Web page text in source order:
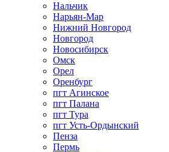
Нальчик
Нарьян-Мар
Нижний Новгород
Новгород
Новосибирск
Омск
Орел
Оренбург
пгт Агинское
пгт Палана
пгт Тура
пгт Усть-Ордынский
Пенза
Пермь